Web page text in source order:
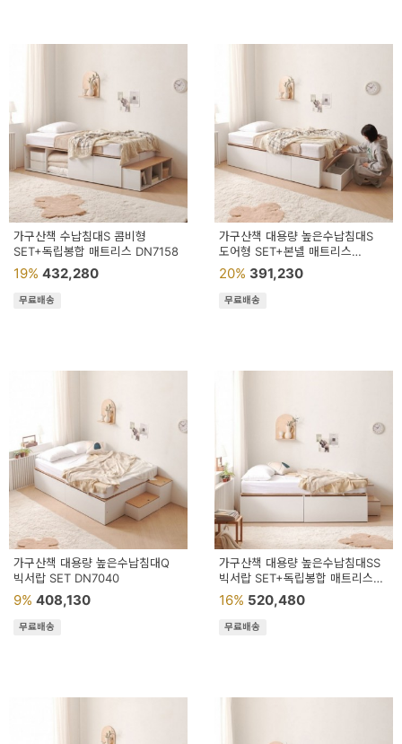
가구산책 수납침대S 콤비형
SET+독립봉합 매트리스 DN7158
19% 432,280
무료배송
가구산책 대용량 높은수납침대S
도어형 SET+본넬 매트리스
DN7026
20% 391,230
무료배송
가구산책 대용량 높은수납침대Q
빅서랍 SET DN7040
9% 408,130
무료배송
가구산책 대용량 높은수납침대SS
빅서랍 SET+독립봉합 매트리스
DN7049
16% 520,480
무료배송